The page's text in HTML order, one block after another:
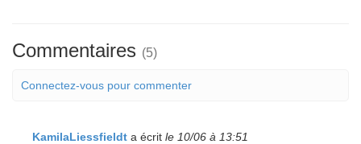
Commentaires (5)
Connectez-vous pour commenter
KamilaLiessfieldt a écrit le 10/06 à 13:51